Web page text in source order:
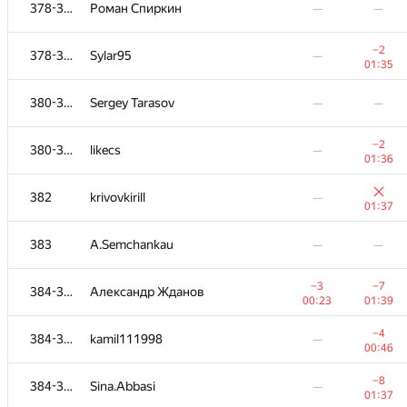
378-379 Роман Спиркин — —
378-379 Sylar95 —
−2
01:35
380-381 Sergey Tarasov — —
380-381 likecs —
−2
01:36
382 krivovkirill —
01:37
383 A.Semchankau — —
384-386 Александр Жданов
−3
00:23
−7
01:39
384-386 kamil111998 —
−4
00:46
384-386 Sina.Abbasi —
−8
01:37
01:06
Alexei Soloview
−4
01:17
aleex.fil
00:58
Misharin.ND
−3
00:30
jozef.marko
00:48
366 kasarino
01:31
367 Himanshu Patel —
−1
01:38
Palex228
−4
01:30
mjgonzales —